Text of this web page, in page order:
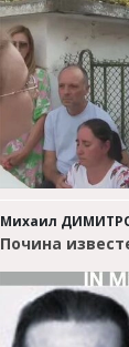
Михаил
Почина